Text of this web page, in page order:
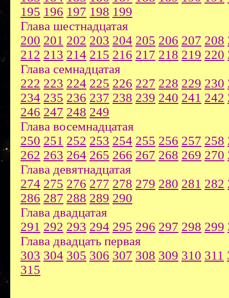
195 196 197 198 199
Глава шестнадцатая
200 201 202 203 204 205 206 207 208
212 213 214 215 216 217 218 219 220
Глава семнадцатая
222 223 224 225 226 227 228 229 230
234 235 236 237 238 239 240 241 242
246 247 248 249
Глава восемнадцатая
250 251 252 253 254 255 256 257 258
262 263 264 265 266 267 268 269 270
Глава девятнадцатая
274 275 276 277 278 279 280 281 282
286 287 288 289 290
Глава двадцатая
291 292 293 294 295 296 297 298 299
Глава двадцать первая
303 304 305 306 307 308 309 310 311
315